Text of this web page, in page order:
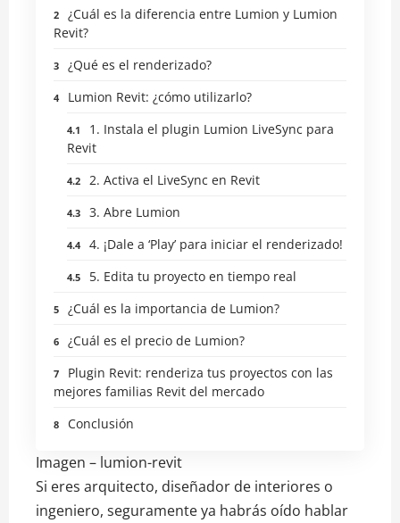
¿Cuál es la diferencia entre Lumion y Lumion
Revit?
¿Qué es el renderizado?
Lumion Revit: ¿cómo utilizarlo?
1. Instala el plugin Lumion LiveSync para
Revit
2. Activa el LiveSync en Revit
3. Abre Lumion
4. ¡Dale a ‘Play’ para iniciar el renderizado!
5. Edita tu proyecto en tiempo real
¿Cuál es la importancia de Lumion?
¿Cuál es el precio de Lumion?
Plugin Revit: renderiza tus proyectos con las
mejores familias Revit del mercado
Conclusión
Imagen – lumion-revit
Si eres arquitecto, diseñador de interiores o
ingeniero, seguramente ya habrás oído hablar